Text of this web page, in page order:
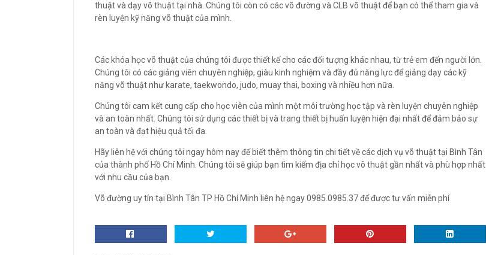
thuật và dạy võ thuật tại nhà. Chúng tôi còn có các võ đường và CLB võ thuật để bạn có thể tham gia và
rèn luyện kỹ năng võ thuật của mình.
Các khóa học võ thuật của chúng tôi được thiết kế cho các đối tượng khác nhau, từ trẻ em đến người lớn.
Chúng tôi có các giảng viên chuyên nghiệp, giàu kinh nghiệm và đầy đủ năng lực để giảng dạy các kỹ
năng võ thuật như karate, taekwondo, judo, muay thai, boxing và nhiều hơn nữa.
Chúng tôi cam kết cung cấp cho học viên của mình một môi trường học tập và rèn luyện chuyên nghiệp
và an toàn nhất. Chúng tôi sử dụng các thiết bị và trang thiết bị huấn luyện hiện đại nhất để đảm bảo sự
an toàn và đạt hiệu quả tối đa.
Hãy liên hệ với chúng tôi ngay hôm nay để biết thêm thông tin chi tiết về các dịch vụ võ thuật tại Bình Tân
của thành phố Hồ Chí Minh. Chúng tôi sẽ giúp bạn tìm kiếm địa chỉ học võ thuật gần nhất và phù hợp nhất
với nhu cầu của bạn.
Võ đường uy tín tại Bình Tân TP Hồ Chí Minh liên hệ ngay 0985.0985.37 để được tư vấn miễn phí